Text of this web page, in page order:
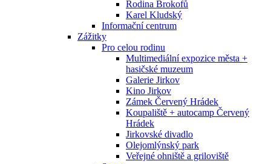
Rodina Brokofů
Karel Kludský
Informační centrum
Zážitky
Pro celou rodinu
Multimediální expozice města +
hasičské muzeum
Galerie Jirkov
Kino Jirkov
Zámek Červený Hrádek
Koupaliště + autocamp Červený
Hrádek
Jirkovské divadlo
Olejomlýnský park
Veřejné ohniště a griloviště